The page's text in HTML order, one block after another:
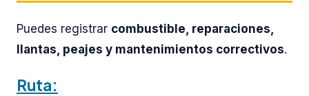
Puedes registrar combustible, reparaciones,
llantas, peajes y mantenimientos correctivos.
Ruta: